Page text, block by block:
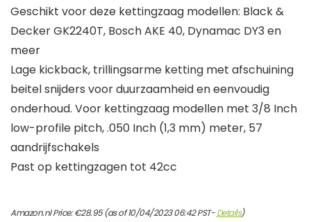
Geschikt voor deze kettingzaag modellen: Black &
Decker GK2240T, Bosch AKE 40, Dynamac DY3 en
meer
Lage kickback, trillingsarme ketting met afschuining
beitel snijders voor duurzaamheid en eenvoudig
onderhoud. Voor kettingzaag modellen met 3/8 Inch
low-profile pitch, .050 Inch (1,3 mm) meter, 57
aandrijfschakels
Past op kettingzagen tot 42cc
Amazon.nl Price:€28.95(as of 10/04/2023 06:42 PST-Details)